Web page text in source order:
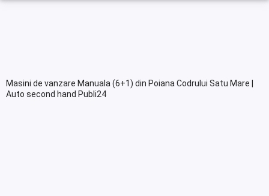
Masini de vanzare Manuala (6+1) din Poiana Codrului Satu Mare |
Auto second hand Publi24